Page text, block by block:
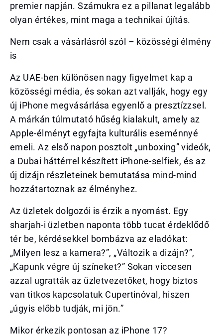
premier napján. Számukra ez a pillanat legalább
olyan értékes, mint maga a technikai újítás.
Nem csak a vásárlásról szól – közösségi élmény
is
Az UAE-ben különösen nagy figyelmet kap a
közösségi média, és sokan azt vallják, hogy egy
új iPhone megvásárlása egyenlő a presztízzsel.
A márkán túlmutató hűség kialakult, amely az
Apple-élményt egyfajta kulturális eseménnyé
emeli. Az első napon posztolt „unboxing” videók,
a Dubai háttérrel készített iPhone-selfiek, és az
új dizájn részleteinek bemutatása mind-mind
hozzátartoznak az élményhez.
Az üzletek dolgozói is érzik a nyomást. Egy
sharjah-i üzletben naponta több tucat érdeklődő
tér be, kérdésekkel bombázva az eladókat:
„Milyen lesz a kamera?”, „Változik a dizájn?”,
„Kapunk végre új színeket?” Sokan viccesen
azzal ugratták az üzletvezetőket, hogy biztos
van titkos kapcsolatuk Cupertinóval, hiszen
„úgyis előbb tudják, mi jön.”
Mikor érkezik pontosan az iPhone 17?